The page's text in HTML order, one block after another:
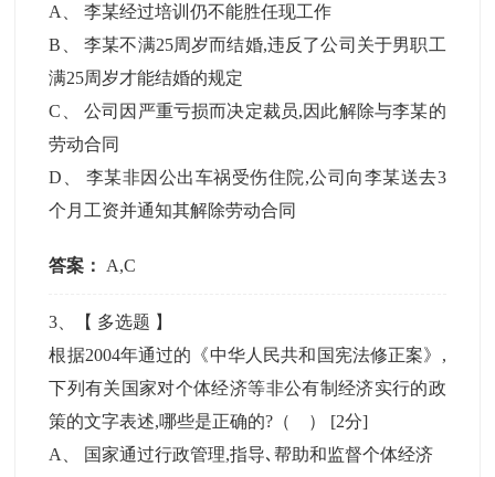
A
、李某经过培训仍不能胜任现工作
B
李某不满25周岁而结婚,违反了公司关于男职工
满25周岁才能结婚的规定
C
公司因严重亏损而决定裁员,因此解除与李某的
劳动合同
D
李某非因公出车祸受伤住院,公司向李某送去3
个月工资并通知其解除劳动合同
答案： A,C
3 、【 多选题 】
根据2004年通过的《中华人民共和国宪法修正案》,
下列有关国家对个体经济等非公有制经济实行的政
策的文字表述,哪些是正确的?（ ） [2分]
A
国家通过行政管理,指导､帮助和监督个体经济